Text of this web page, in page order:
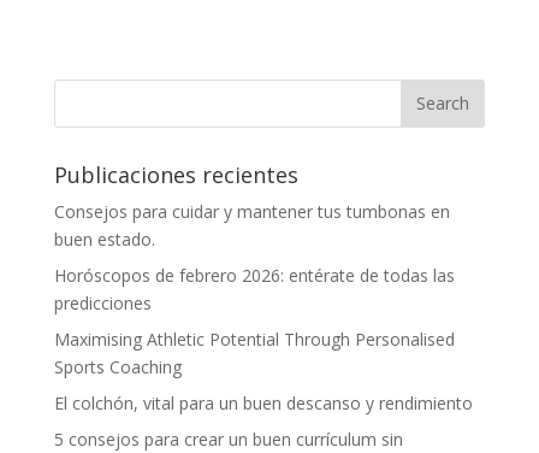
Publicaciones recientes
Consejos para cuidar y mantener tus tumbonas en
buen estado.
Horóscopos de febrero 2026: entérate de todas las
predicciones
Maximising Athletic Potential Through Personalised
Sports Coaching
El colchón, vital para un buen descanso y rendimiento
5 consejos para crear un buen currículum sin